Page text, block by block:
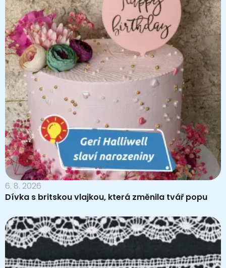
6. 8. 2026
Dívka s britskou vlajkou, která změnila tvář popu